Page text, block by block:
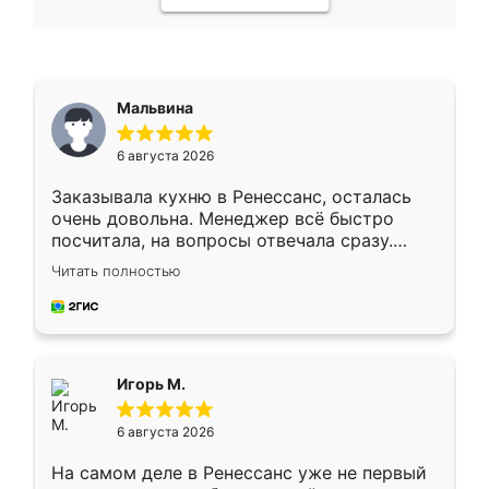
Мальвина
6 августа 2026
Заказывала кухню в Ренессанс, осталась
очень довольна. Менеджер всё быстро
посчитала, на вопросы отвечала сразу.
Замерщик приехал в субботу, подошёл к
делу со всей ответственностью. Собрали
за день, ребята работали аккуратно, даже
Читать полностью
Игорь М.
6 августа 2026
На самом деле в Ренессанс уже не первый